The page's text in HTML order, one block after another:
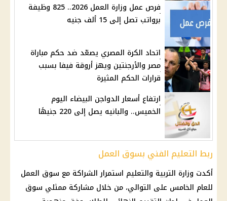
فرص عمل وزارة العمل 2026.. 825 وظيفة
برواتب تصل إلى 15 ألف جنيه
اتحاد الكرة المصري يصعّد ضد حكم مباراة
مصر والأرجنتين ويهز أروقة فيفا بسبب
قرارات الحكم المثيرة
ارتفاع أسعار الدواجن البيضاء اليوم
الخميس.. والبانيه يصل إلى 220 جنيهًا
ربط التعليم الفني بسوق العمل
أكدت وزارة التربية والتعليم استمرار الشراكة مع سوق العمل
للعام الخامس على التوالي، من خلال مشاركة ممثلي سوق